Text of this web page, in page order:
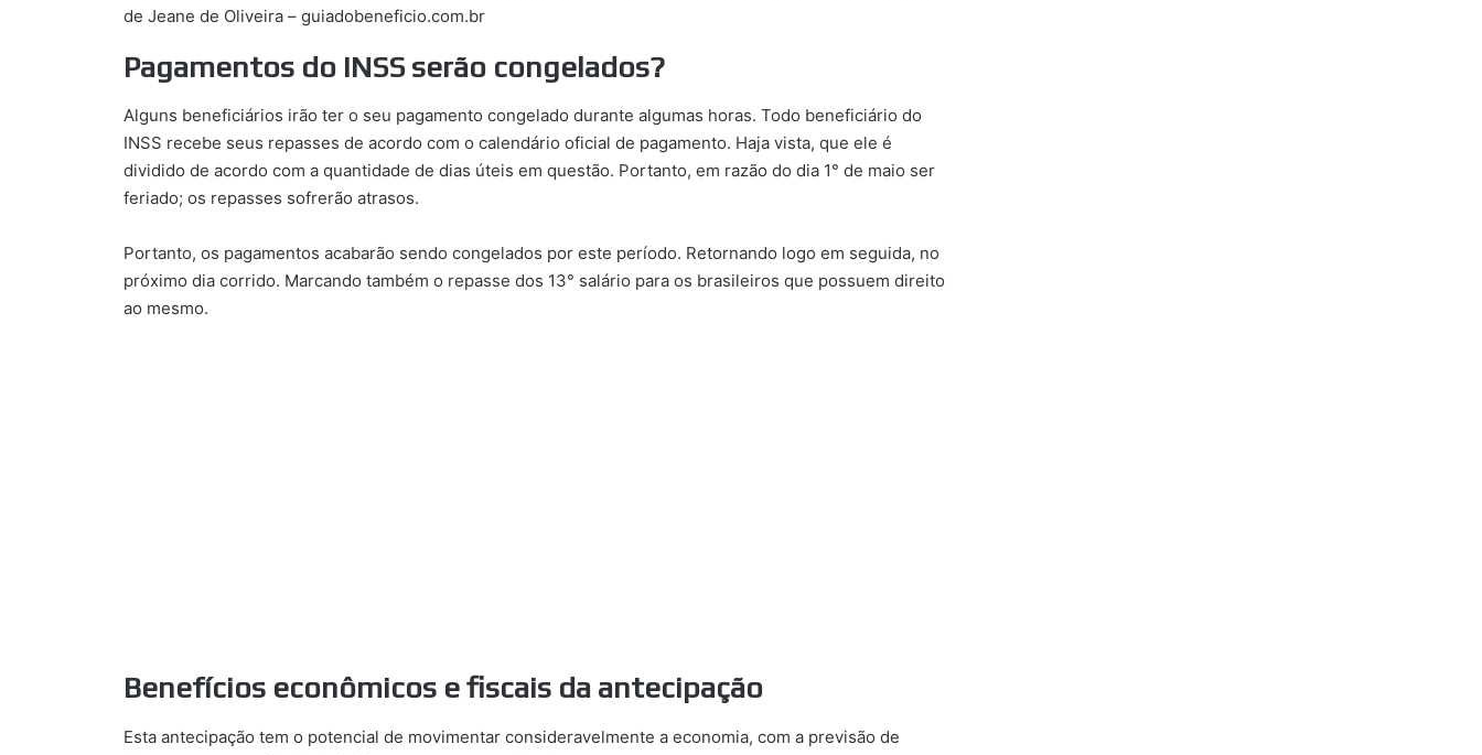
de Jeane de Oliveira – guiadobeneficio.com.br
Pagamentos do INSS serão congelados?
Alguns beneficiários irão ter o seu pagamento congelado durante algumas horas. Todo beneficiário do
INSS recebe seus repasses de acordo com o calendário oficial de pagamento. Haja vista, que ele é
dividido de acordo com a quantidade de dias úteis em questão. Portanto, em razão do dia 1° de maio ser
feriado; os repasses sofrerão atrasos.
Portanto, os pagamentos acabarão sendo congelados por este período. Retornando logo em seguida, no
próximo dia corrido. Marcando também o repasse dos 13° salário para os brasileiros que possuem direito
ao mesmo.
Benefícios econômicos e fiscais da antecipação
Esta antecipação tem o potencial de movimentar consideravelmente a economia, com a previsão de